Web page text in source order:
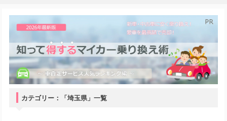
カテゴリー：「埼玉県」一覧